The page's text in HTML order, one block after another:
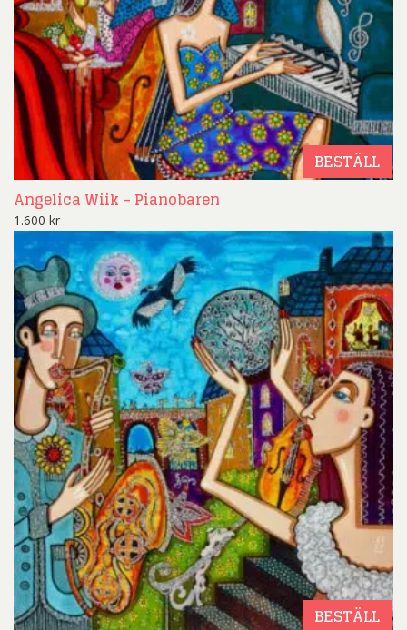
BESTÄLL
Angelica Wiik – Pianobaren
1.600 kr
BESTÄLL